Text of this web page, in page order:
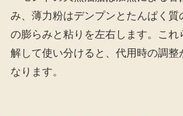
み、薄力粉はデンプンとたんぱく質
の膨らみと粘りを左右します。これ
解して使い分けると、代用時の調整
なります。